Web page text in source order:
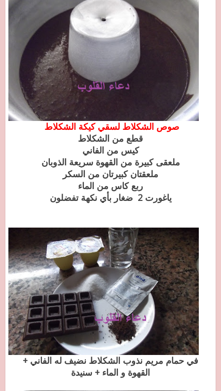
صوص الشكلاط لسقي كيكة الشكلاط
قطع من الشكلاط
كيس من الفاني
ملعقى كبيرة من القهوة سريعة الذوبان
ملعقتان كبيرتان من السكر
ربع كاس من الماء
ياغورت 2 ضغار بأي نكهة تفضلون
في حمام مريم نذوب الشكلاط نضيف له الفاني +
القهوة و الماء + سنيدة